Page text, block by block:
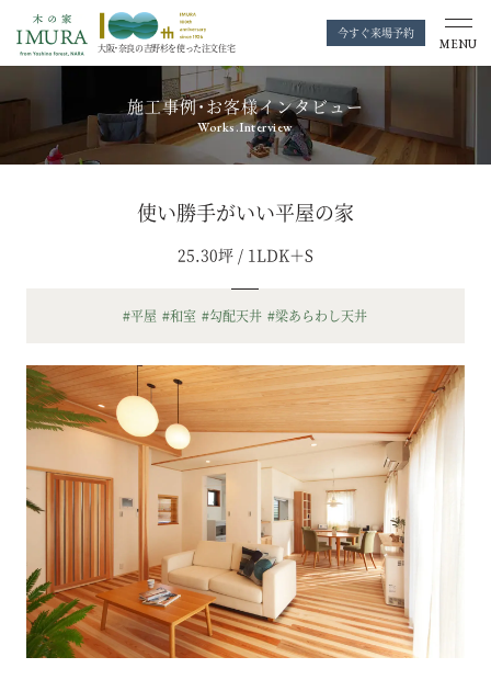
大阪・奈良の吉野杉を使った注文住宅
今すぐ来場予約
MENU
施工事例・お客様インタビュー
Works.Interview
使い勝手がいい平屋の家
25.30坪 / 1LDK＋S
#平屋 #和室 #勾配天井 #梁あらわし天井